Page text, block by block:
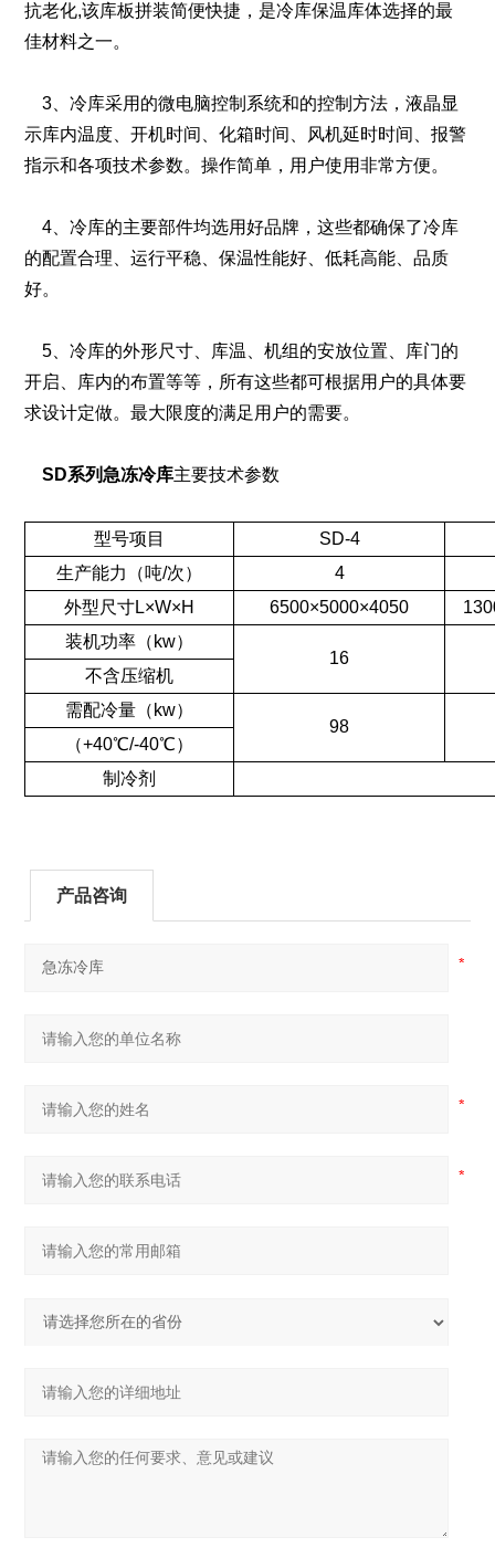
抗老化,该库板拼装简便快捷，是冷库保温库体选择的最
佳材料之一。
3、冷库采用的微电脑控制系统和的控制方法，液晶显
示库内温度、开机时间、化箱时间、风机延时时间、报警
指示和各项技术参数。操作简单，用户使用非常方便。
4、冷库的主要部件均选用好品牌，这些都确保了冷库
的配置合理、运行平稳、保温性能好、低耗高能、品质
好。
5、冷库的外形尺寸、库温、机组的安放位置、库门的
开启、库内的布置等等，所有这些都可根据用户的具体要
求设计定做。最大限度的满足用户的需要。
SD系列急冻冷库主要技术参数
型号项目
SD-4
生产能力（吨/次）
4
外型尺寸L×W×H
6500×5000×4050
装机功率（kw）
16
不含压缩机
需配冷量（kw）
98
（+40℃/-40℃）
制冷剂
产品咨询